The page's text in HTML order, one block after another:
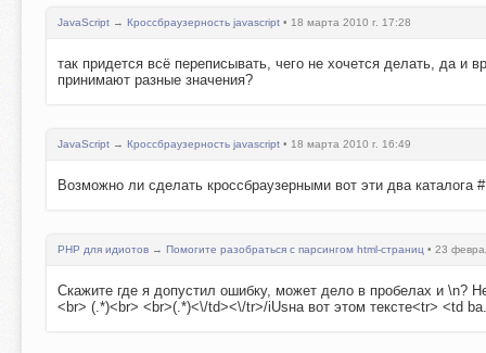
JavaScript → Кроссбраузерность javascript • 18 марта 2010 г. 17:28
так придется всё переписывать, чего не хочется делать, да и
принимают разные значения?
JavaScript → Кроссбраузерность javascript • 18 марта 2010 г. 16:49
Возможно ли сделать кроссбраузерными вот эти два каталога
PHP для идиотов → Помогите разобраться с парсингом html-страниц • 23
Скажите где я допустил ошибку, может дело в пробелах и \n?
<br> (.*)<br> <br>(.*)<\/td><\/tr>/iUsна вот этом тексте<tr> <td